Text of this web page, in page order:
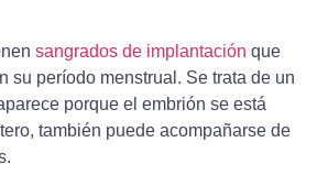
sangrados de implantación que
su período menstrual. Se trata de un
porque el embrión se está
también puede acompañarse de